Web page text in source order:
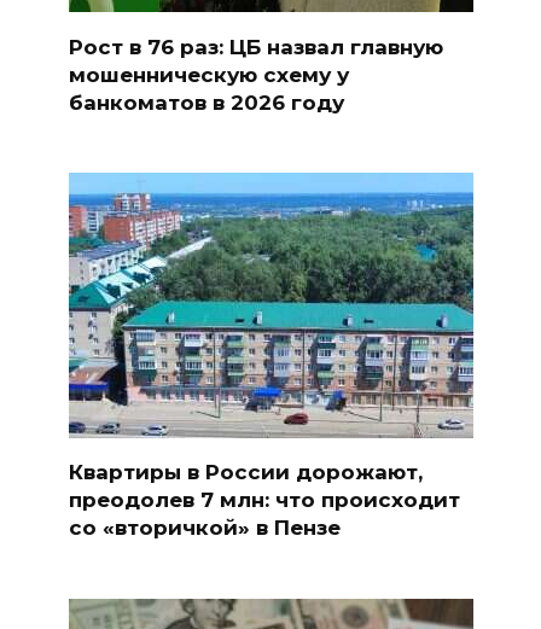
Рост в 76 раз: ЦБ назвал главную
мошенническую схему у
банкоматов в 2026 году
Квартиры в России дорожают,
преодолев 7 млн: что происходит
со «вторичкой» в Пензе